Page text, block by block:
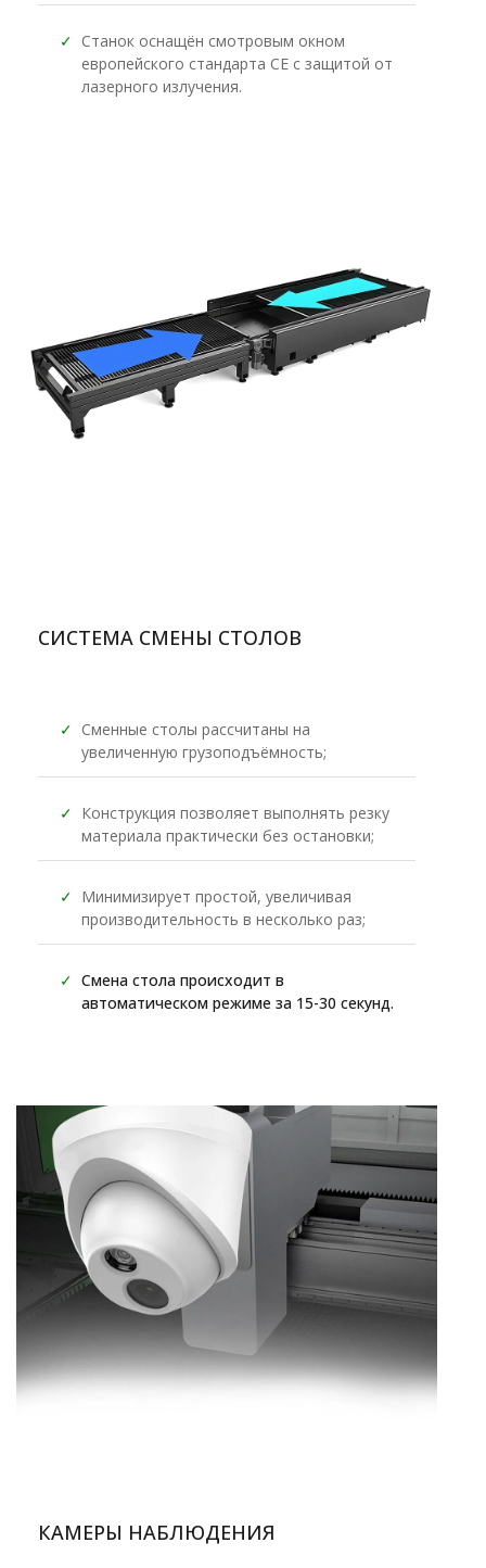
✓ Станок оснащён смотровым окном
европейского стандарта CE с защитой от
лазерного излучения.
СИСТЕМА СМЕНЫ СТОЛОВ
✓ Сменные столы рассчитаны на
увеличенную грузоподъёмность;
✓ Конструкция позволяет выполнять резку
материала практически без остановки;
✓ Минимизирует простой, увеличивая
производительность в несколько раз;
✓ Смена стола происходит в
автоматическом режиме за 15-30 секунд.
КАМЕРЫ НАБЛЮДЕНИЯ